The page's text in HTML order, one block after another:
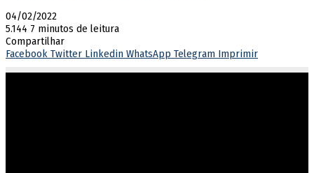
04/02/2022
5.144 7 minutos de leitura
Compartilhar
Facebook Twitter Linkedin WhatsApp Telegram Imprimir